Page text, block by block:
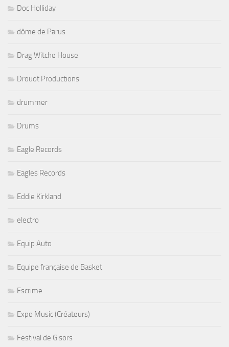
Doc Holliday
dôme de Parus
Drag Witche House
Drouot Productions
drummer
Drums
Eagle Records
Eagles Records
Eddie Kirkland
electro
Equip Auto
Equipe française de Basket
Escrime
Expo Music (Créateurs)
Festival de Gisors